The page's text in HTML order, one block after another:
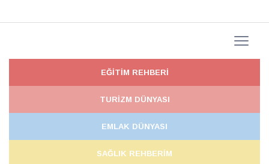
EĞİTİM REHBERİ
TURİZM DÜNYASI
EMLAK DÜNYASI
SAĞLIK REHBERİM